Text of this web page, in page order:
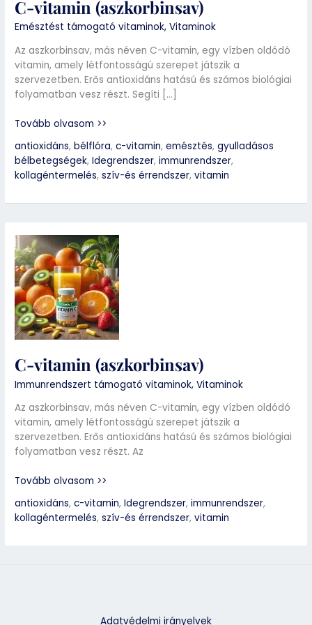
C-vitamin (aszkorbinsav)
Emésztést támogató vitaminok,Vitaminok
Az aszkorbinsav, más néven C-vitamin, egy vízben oldódó
vitamin, amely létfontosságú szerepet játszik a
szervezetben. Erős antioxidáns hatású és számos biológiai
folyamatban vesz részt. Segíti […]
Tovább olvasom >>
antioxidáns,bélflóra,c-vitamin,emésztés,gyulladásos
bélbetegségek,Idegrendszer,immunrendszer,
kollagéntermelés,szív-és érrendszer,vitamin
C-vitamin (aszkorbinsav)
Immunrendszert támogató vitaminok,Vitaminok
Az aszkorbinsav, más néven C-vitamin, egy vízben oldódó
vitamin, amely létfontosságú szerepet játszik a
szervezetben. Erős antioxidáns hatású és számos biológiai
folyamatban vesz részt. Az
C-
vitamin
(aszkorbinsav)
Tovább olvasom >>
antioxidáns,c-vitamin,Idegrendszer,immunrendszer,
kollagéntermelés,szív-és érrendszer,vitamin
Adatvédelmi irányelvek